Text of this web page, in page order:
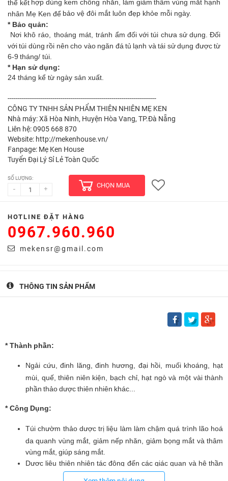
thể kết hợp dùng kem chống nhăn, làm giảm thâm vùng mắt hạnh
nhân Mẹ Ken để bảo vệ đôi mắt luôn đẹp khỏe mỗi ngày.
* Bảo quản:
Nơi khô ráo, thoáng mát, tránh ẩm đối với túi chưa sử dụng. Đối
với túi dùng rồi nên cho vào ngăn đá tủ lạnh và tái sử dụng được từ
6-9 tháng/ túi.
* Hạn sử dụng:
24 tháng kể từ ngày sản xuất.
-------------------------------------------------------------------------
CÔNG TY TNHH SẢN PHẨM THIÊN NHIÊN MẸ KEN
Nhà máy: Xã Hòa Ninh, Huyện Hòa Vang, TP.Đà Nẵng
Liên hệ: 0905 668 870
Website: http://mekenhouse.vn/
Fanpage: Mẹ Ken House
Tuyển Đại Lý Sỉ Lẻ Toàn Quốc
SỐ LƯỢNG:
- +
CHỌN MUA
HOTLINE ĐẶT HÀNG
0967.960.960
mekensr@gmail.com
THÔNG TIN SẢN PHẨM
* Thành phần:
Ngải cứu, đinh lăng, đinh hương, đại hồi, muối khoáng, hạt
mùi, quế, thiên niên kiện, bạch chỉ, hạt ngò và một vài thành
phần thảodượcthiên nhiên khác...
* Công Dụng:
Túi chườm thảo dược trị liệu làm làm chậm quá trình lão hoá
da quanh vùng mắt, giảm nếp nhăn, giảm bọng mắt và thâm
vùng mắt, giúpsáng mắt.
Dược liệu thiên nhiên tác động đến các giác quan và hệ thần
thư hơn,